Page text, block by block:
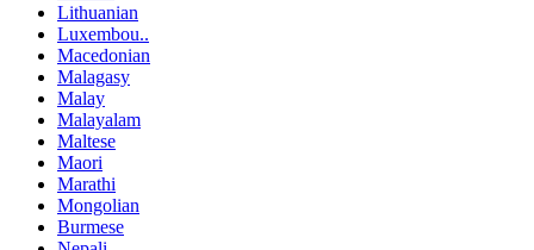
Lithuanian
Luxembou..
Macedonian
Malagasy
Malay
Malayalam
Maltese
Maori
Marathi
Mongolian
Burmese